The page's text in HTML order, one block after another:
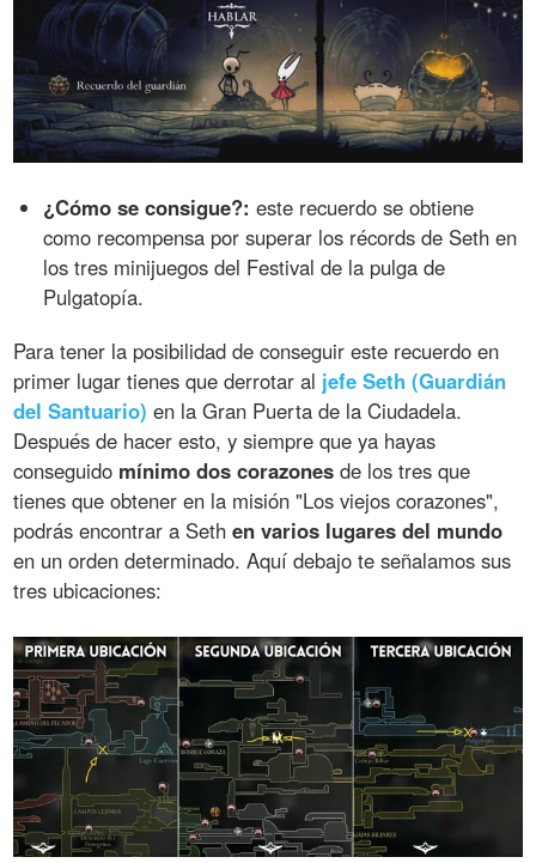
¿Cómo se consigue?: este recuerdo se obtiene
como recompensa por superar los récords de Seth en
los tres minijuegos del Festival de la pulga de
Pulgatopía.
Para tener la posibilidad de conseguir este recuerdo en
primer lugar tienes que derrotar al jefe Seth (Guardián
del Santuario) en la Gran Puerta de la Ciudadela.
Después de hacer esto, y siempre que ya hayas
conseguido mínimo dos corazones de los tres que
tienes que obtener en la misión "Los viejos corazones",
podrás encontrar a Sethen varios lugares del mundo
en un orden determinado. Aquí debajo te señalamos sus
tres ubicaciones: